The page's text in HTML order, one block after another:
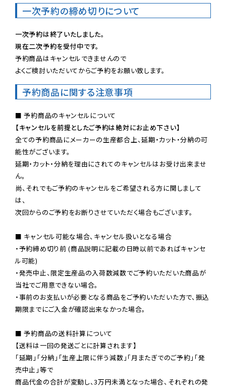
一次予約の締め切りについて
一次予約は終了いたしました。
現在二次予約を受付中です。
予約商品はキャンセルできませんので
よくご検討いただいてからご予約をお願い致します。
予約商品に関する注意事項
【キャンセルを前提としたご予約は絶対にお止め下さい】
全ての予約商品にメーカーの生産都合上、延期・カット・分納の可
能性がございます。
延期・カット・分納を理由にされてのキャンセルはお受け出来ませ
ん。
尚、それでもご予約のキャンセルをご希望される方に関しまして
は、
次回からのご予約をお断りさせていただく場合もございます。
■ キャンセル可能な場合、キャンセル扱いとなる場合
・予約締め切り前 (商品説明に記載の日時以前であればキャンセ
ル可能)
・発売中止、限定生産品の入荷数減数でご予約いただいた商品が
当社でご用意できない場合。
・事前のお支払いが必要となる商品をご予約いただいた方で、振込
期限までにご入金が確認出来なかった場合。
■ 予約商品の送料計算について
【送料は一回の発送ごとに計算されます】
「延期」「分納」「生産上限に伴う減数」「月またぎでのご予約」「発
売中止」等で
商品代金の合計が変動し、3万円未満となった場合、それぞれの発